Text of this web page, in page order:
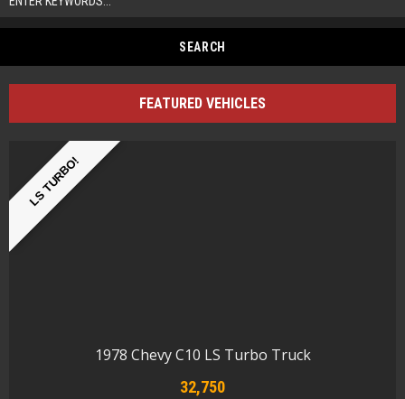
FEATURED VEHICLES
LS TURBO!
1978 Chevy C10 LS Turbo Truck
32,750